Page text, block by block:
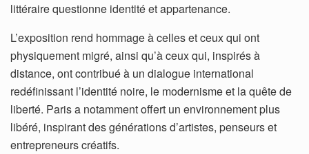
littéraire questionne identité et appartenance.
L’exposition rend hommage à celles et ceux qui ont
physiquement migré, ainsi qu’à ceux qui, inspirés à
distance, ont contribué à un dialogue international
redéfinissant l’identité noire, le modernisme et la quête de
liberté. Paris a notamment offert un environnement plus
libéré, inspirant des générations d’artistes, penseurs et
entrepreneurs créatifs.